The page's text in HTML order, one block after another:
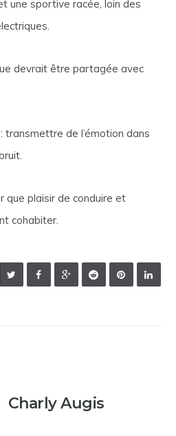
une sportive racée, loin des
devrait être partagée avec
transmettre de l’émotion dans
que plaisir de conduire et
cohabiter.
Charly Augis